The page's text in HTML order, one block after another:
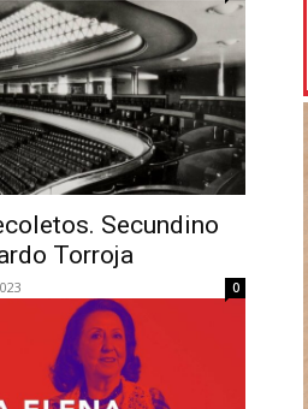
Secundino
Torroja
0